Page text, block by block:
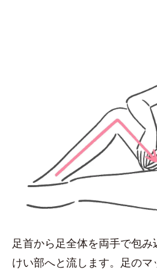
足首から足全体を両手で包
けい部へと流します。足の